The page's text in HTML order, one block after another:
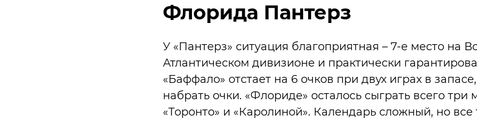
Флорида Пантерз
У «Пантерз» ситуация благоприятная – 7-е место на
Атлантическом дивизионе и практически
«Баффало» отстает на 6 очков при двух играх в
набрать очки. «Флориде» осталось сыграть всего три
«Торонто» и «Каролиной». Календарь сложный, но